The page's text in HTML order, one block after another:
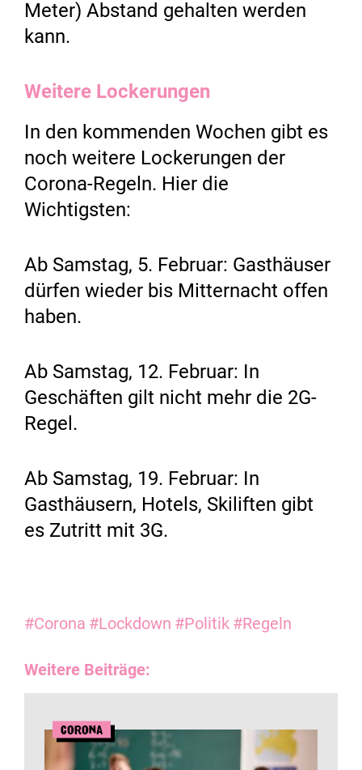
Meter) Abstand gehalten werden
kann.
Weitere Lockerungen
In den kommenden Wochen gibt es
noch weitere Lockerungen der
Corona-Regeln. Hier die
Wichtigsten:
Ab Samstag, 5. Februar: Gasthäuser
dürfen wieder bis Mitternacht offen
haben.
Ab Samstag, 12. Februar: In
Geschäften gilt nicht mehr die 2G-
Regel.
Ab Samstag, 19. Februar: In
Gasthäusern, Hotels, Skiliften gibt
es Zutritt mit 3G.
#Corona #Lockdown #Politik #Regeln
Weitere Beiträge:
Corona